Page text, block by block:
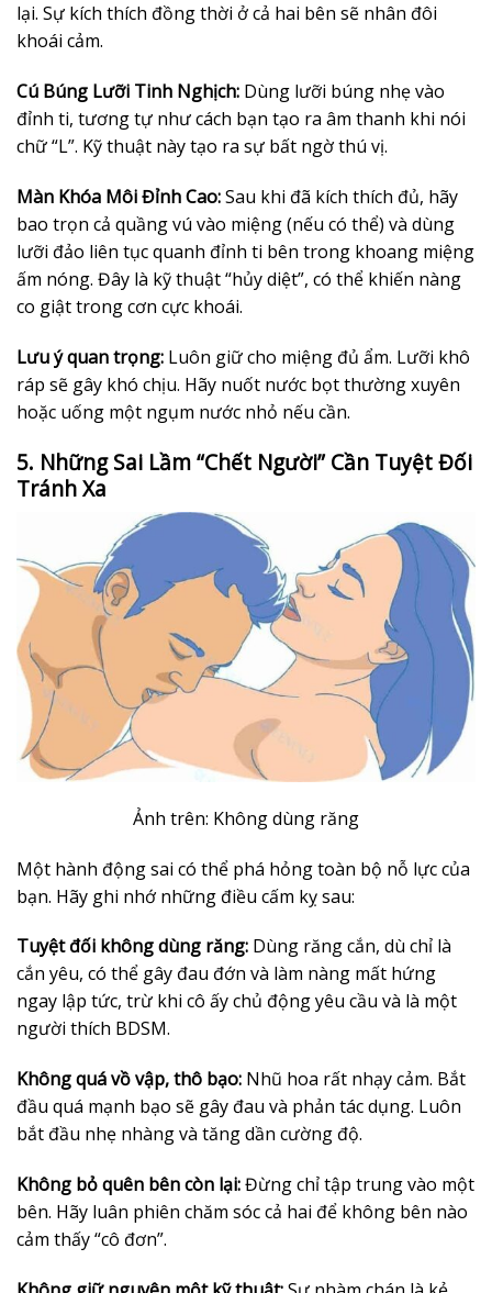
lại. Sự kích thích đồng thời ở cả hai bên sẽ nhân đôi
khoái cảm.
Cú Búng Lưỡi Tinh Nghịch: Dùng lưỡi búng nhẹ vào
đỉnh ti, tương tự như cách bạn tạo ra âm thanh khi nói
chữ “L”. Kỹ thuật này tạo ra sự bất ngờ thú vị.
Màn Khóa Môi Đỉnh Cao:Sau khi đã kích thích đủ, hãy
bao trọn cả quầng vú vào miệng (nếu có thể) và dùng
lưỡi đảo liên tục quanh đỉnh ti bên trong khoang miệng
ấm nóng. Đây là kỹ thuật “hủy diệt”, có thể khiến nàng
co giật trong cơn cực khoái.
Lưu ý quan trọng: Luôn giữ cho miệng đủ ẩm. Lưỡi khô
ráp sẽ gây khó chịu. Hãy nuốt nước bọt thường xuyên
hoặc uống một ngụm nước nhỏ nếu cần.
5. Những Sai Lầm “Chết Người” Cần Tuyệt Đối
Tránh Xa
Ảnh trên: Không dùng răng
Một hành động sai có thể phá hỏng toàn bộ nỗ lực của
bạn. Hãy ghi nhớ những điều cấm kỵ sau:
Tuyệt đối không dùng răng: Dùng răng cắn, dù chỉ là
cắn yêu, có thể gây đau đớn và làm nàng mất hứng
ngay lập tức, trừ khi cô ấy chủ động yêu cầu và là một
người thích BDSM.
Không quá vồ vập, thô bạo: Nhũ hoa rất nhạy cảm. Bắt
đầu quá mạnh bạo sẽ gây đau và phản tác dụng. Luôn
bắt đầu nhẹ nhàng và tăng dần cường độ.
Không bỏ quên bên còn lại:Đừng chỉ tập trung vào một
bên. Hãy luân phiên chăm sóc cả hai để không bên nào
cảm thấy “cô đơn”.